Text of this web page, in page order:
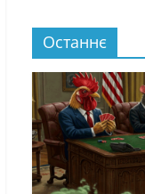
Останнє